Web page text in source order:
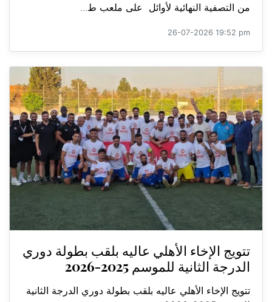
من التصفية النهائية لأوائل على ملعب ط...
26-07-2026 19:52 pm
تتويج الإخاء الأهلي عاليه بلقب بطولة دوري
الدرجة الثانية للموسم 2025-2026
تتويج الإخاء الأهلي عاليه بلقب بطولة دوري الدرجة الثانية